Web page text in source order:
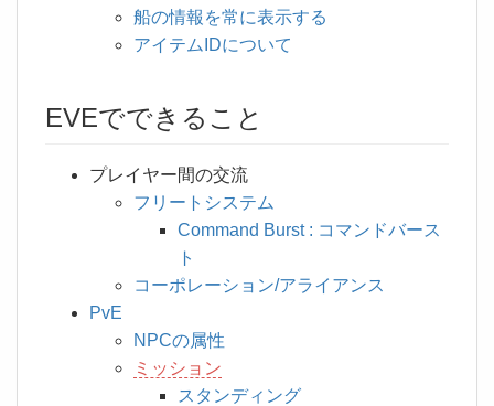
船の情報を常に表示する
アイテムIDについて
EVEでできること
プレイヤー間の交流
フリートシステム
Command Burst : コマンドバース
ト
コーポレーション/アライアンス
PvE
NPCの属性
ミッション
スタンディング